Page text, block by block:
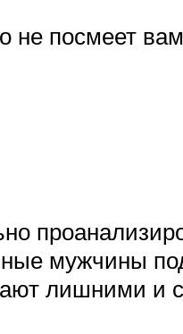
не посмеет
мужчины
лишними и